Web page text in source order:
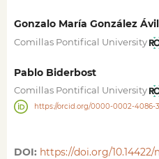
Gonzalo María González
Comillas Pontifical University
Pablo Biderbost
Comillas Pontifical University
https://orcid.org/0000-0002-4086-
DOI: https://doi.org/10.14422/